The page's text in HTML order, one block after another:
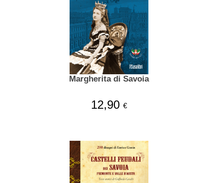
Margherita di Savoia
12,90 €